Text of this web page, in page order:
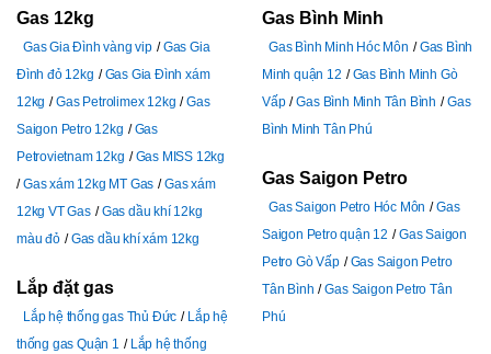
Gas 12kg
Gas Gia Đình vàng vip
Gas Gia
Đình đỏ 12kg
Gas Gia Đình xám
12kg
Gas Petrolimex 12kg
Gas
Saigon Petro 12kg
Gas
Petrovietnam 12kg
Gas MISS 12kg
Gas xám 12kg MT Gas
Gas xám
12kg VT Gas
Gas dầu khí 12kg
màu đỏ
Gas dầu khí xám 12kg
Lắp đặt gas
Lắp hệ thống gas Thủ Đức
Lắp hệ
thống gas Quận 1
Lắp hệ thống
Gas Bình Minh
Gas Bình Minh Hóc Môn
Gas Bình
Minh quận 12
Gas Bình Minh Gò
Vấp
Gas Bình Minh Tân Bình
Gas
Bình Minh Tân Phú
Gas Saigon Petro
Gas Saigon Petro Hóc Môn
Gas
Saigon Petro quận 12
Gas Saigon
Petro Gò Vấp
Gas Saigon Petro
Tân Bình
Gas Saigon Petro Tân
Phú